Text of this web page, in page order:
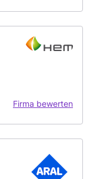
Firma bewerten